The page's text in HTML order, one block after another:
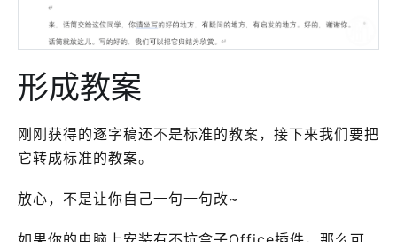
形成教案
刚刚获得的逐字稿还不是标准的教案，接下来我们要把
它转成标准的教案。
放心，不是让你自己一句一句改~